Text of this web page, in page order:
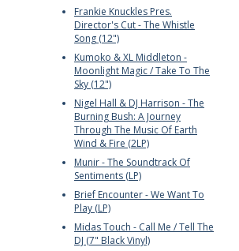
Frankie Knuckles Pres.
Director's Cut - The Whistle
Song (12")
Kumoko & XL Middleton -
Moonlight Magic / Take To The
Sky (12")
Nigel Hall & DJ Harrison - The
Burning Bush: A Journey
Through The Music Of Earth
Wind & Fire (2LP)
Munir - The Soundtrack Of
Sentiments (LP)
Brief Encounter - We Want To
Play (LP)
Midas Touch - Call Me / Tell The
DJ (7" Black Vinyl)